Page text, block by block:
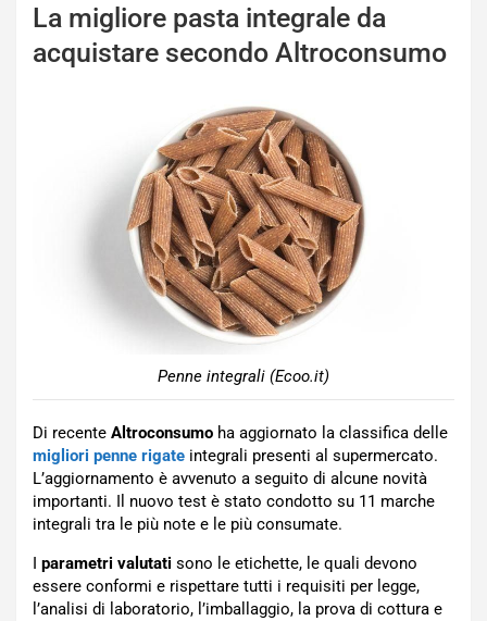
La migliore pasta integrale da
acquistare secondo Altroconsumo
Penne integrali (Ecoo.it)
Di recente Altroconsumo ha aggiornato la classifica delle
migliori penne rigate integrali presenti al supermercato.
L’aggiornamento è avvenuto a seguito di alcune novità
importanti. Il nuovo test è stato condotto su 11 marche
integrali tra le più note e le più consumate.
parametri valutati sono le etichette, le quali devono
essere conformi e rispettare tutti i requisiti per legge,
l’analisi di laboratorio, l’imballaggio, la prova di cottura e